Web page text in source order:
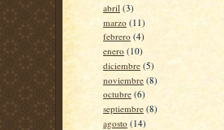
abril (3)
marzo (11)
febrero (4)
enero (10)
diciembre (5)
noviembre (8)
octubre (6)
septiembre (8)
agosto (14)